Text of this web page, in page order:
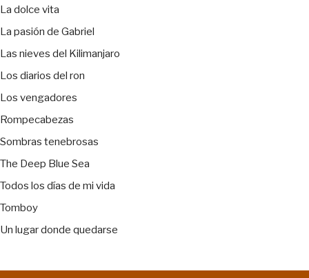
La dolce vita
La pasión de Gabriel
Las nieves del Kilimanjaro
Los diarios del ron
Los vengadores
Rompecabezas
Sombras tenebrosas
The Deep Blue Sea
Todos los días de mi vida
Tomboy
Un lugar donde quedarse